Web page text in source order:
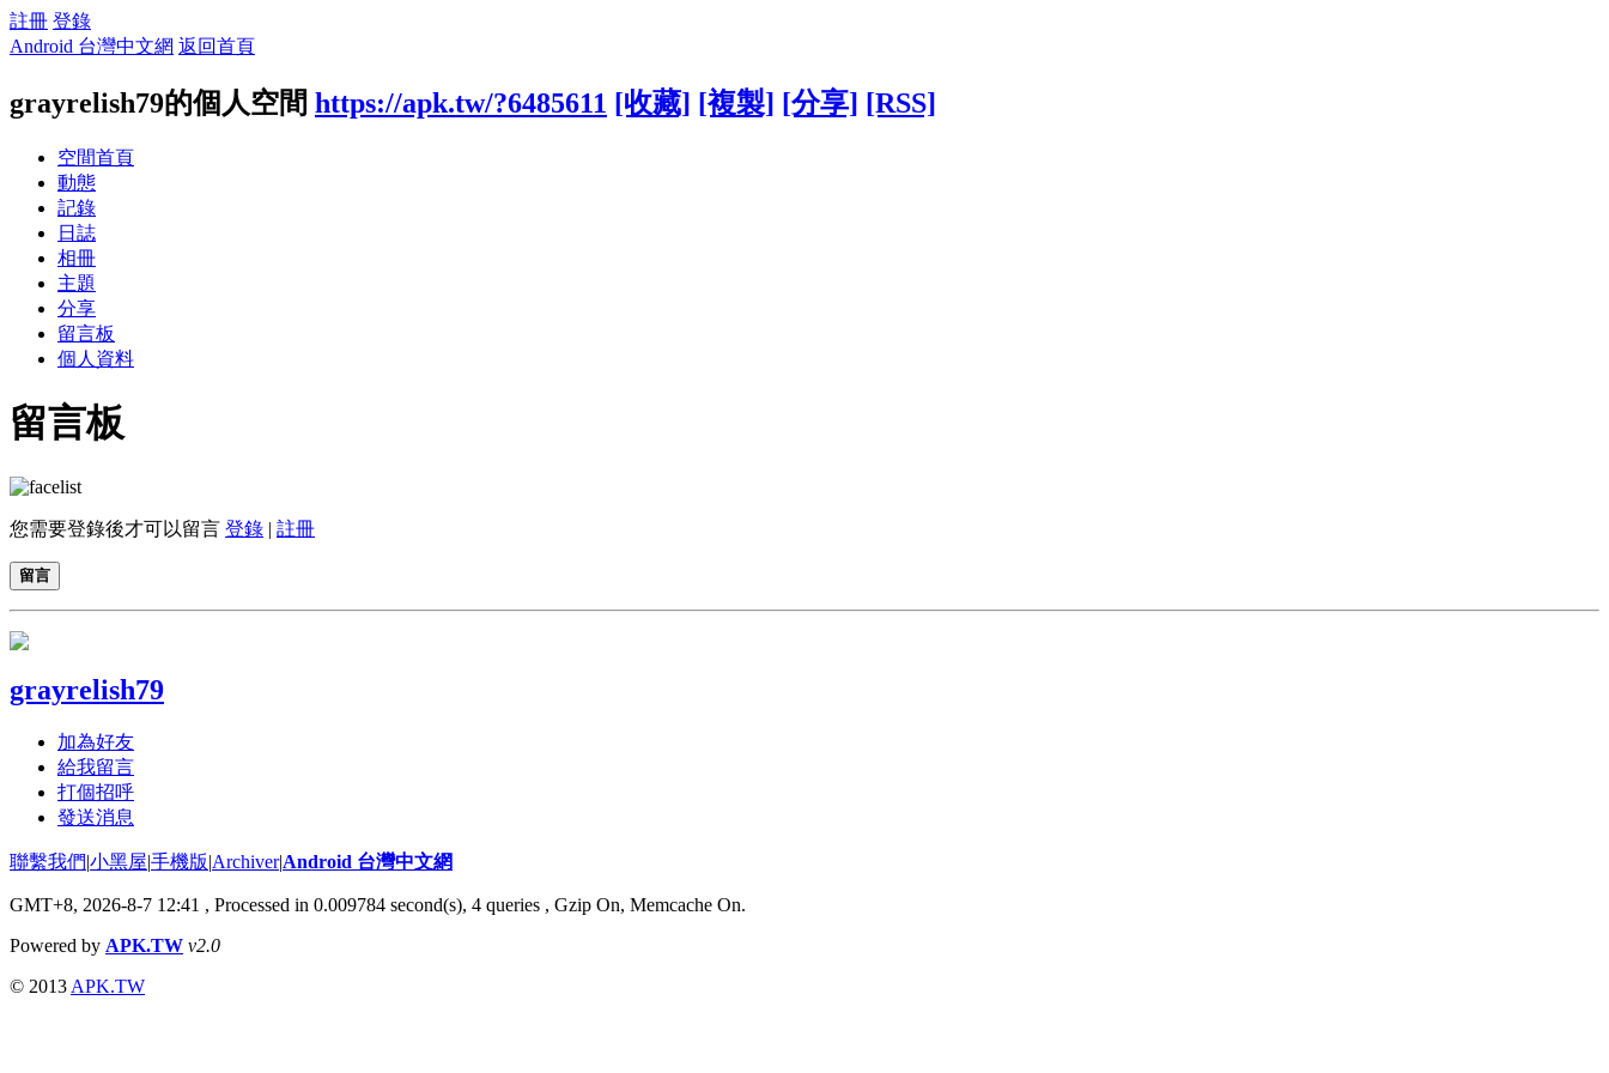
註冊 登錄
Android 台灣中文網 返回首頁
grayrelish79的個人空間 https://apk.tw/?6485611 [收藏] [複製] [分享] [RSS]
空間首頁
動態
記錄
日誌
相冊
主題
分享
留言板
個人資料
留言板
您需要登錄後才可以留言 登錄 | 註冊
留言
grayrelish79
加為好友
給我留言
打個招呼
發送消息
聯繫我們|小黑屋|手機版|Archiver|Android 台灣中文網
GMT+8, 2026-8-7 12:41 , Processed in 0.009784 second(s), 4 queries , Gzip On, Memcache On.
Powered by APK.TW v2.0
© 2013 APK.TW